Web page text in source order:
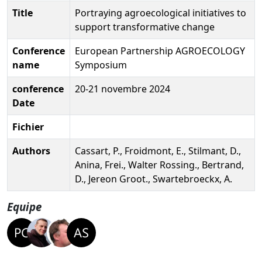
Title
Portraying agroecological initiatives to
support transformative change
Conference
name
European Partnership AGROECOLOGY
Symposium
conference
Date
20-21 novembre 2024
Fichier
Authors
Cassart, P., Froidmont, E., Stilmant, D.,
Anina, Frei., Walter Rossing., Bertrand,
D., Jereon Groot., Swartebroeckx, A.
Equipe